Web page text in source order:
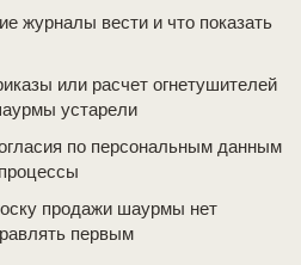
журналы вести и что показать
или расчет огнетушителей
устарели
по персональным данным
продажи шаурмы нет
первым